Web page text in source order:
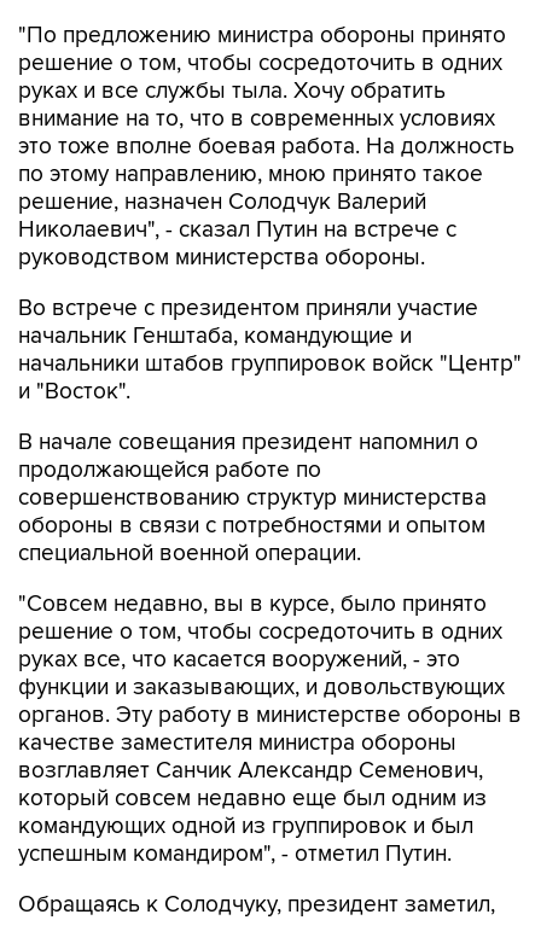
"По предложению министра обороны принято
решение о том, чтобы сосредоточить в одних
руках и все службы тыла. Хочу обратить
внимание на то, что в современных условиях
это тоже вполне боевая работа. На должность
по этому направлению, мною принято такое
решение, назначен Солодчук Валерий
Николаевич", - сказал Путин на встрече с
руководством министерства обороны.
Во встрече с президентом приняли участие
начальник Генштаба, командующие и
начальники штабов группировок войск "Центр"
и "Восток".
В начале совещания президент напомнил о
продолжающейся работе по
совершенствованию структур министерства
обороны в связи с потребностями и опытом
специальной военной операции.
"Совсем недавно, вы в курсе, было принято
решение о том, чтобы сосредоточить в одних
руках все, что касается вооружений, - это
функции и заказывающих, и довольствующих
органов. Эту работу в министерстве обороны в
качестве заместителя министра обороны
возглавляет Санчик Александр Семенович,
который совсем недавно еще был одним из
командующих одной из группировок и был
успешным командиром", - отметил Путин.
Обращаясь к Солодчуку, президент заметил,